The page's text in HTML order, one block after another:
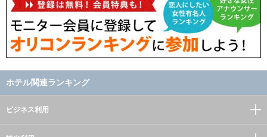
ホテル関連ランキング
ビジネス利用